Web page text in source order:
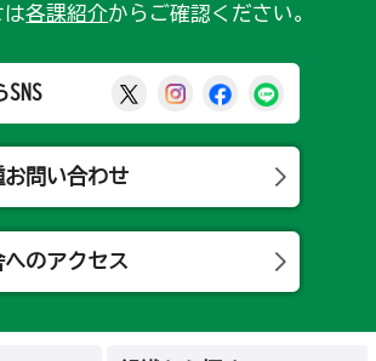
は各課紹介からご確認ください。
那須烏山市公式X
那須烏山市公式
那須烏山市
お問い合わせ
へのアクセス